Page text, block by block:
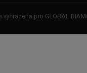
pro GLOBAL